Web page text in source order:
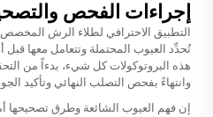
إجراءات الفحص
التطبيق الاحترافي لطلاء الرش
تُحدِّد العيوب المحتملة وتتعامل معها
هذه البروتوكولات كل شيء، بدءاً من
وانتهاءً بفحص التصلب النهائي وتأكيد
إن فهم العيوب الشائعة وطرق تصحيحها